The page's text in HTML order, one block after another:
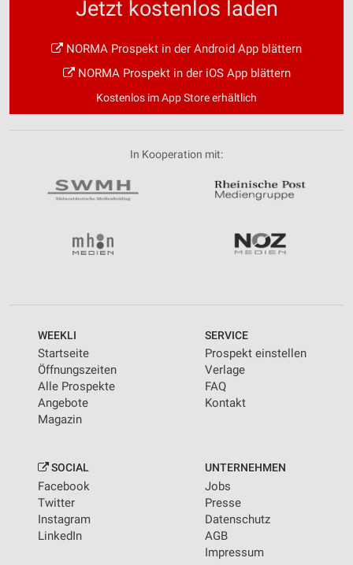
Jetzt kostenlos laden
NORMA Prospekt in der Android App blättern
NORMA Prospekt in der iOS App blättern
Kostenlos im App Store erhältlich
In Kooperation mit:
WEEKLI
Startseite
Öffnungszeiten
Alle Prospekte
Angebote
Magazin
SERVICE
Prospekt einstellen
Verlage
FAQ
Kontakt
SOCIAL
Facebook
Twitter
Instagram
LinkedIn
UNTERNEHMEN
Jobs
Presse
Datenschutz
AGB
Impressum